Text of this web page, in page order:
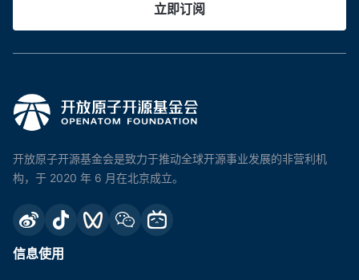
立即订阅
开放原子开源基金会是致力于推动全球开源事业发展的非营利机
构，于 2020 年 6 月在北京成立。
信息使用